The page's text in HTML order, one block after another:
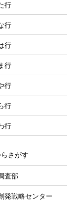
行
行
行
行
行
行
行
さがす
査部
発戦略センター